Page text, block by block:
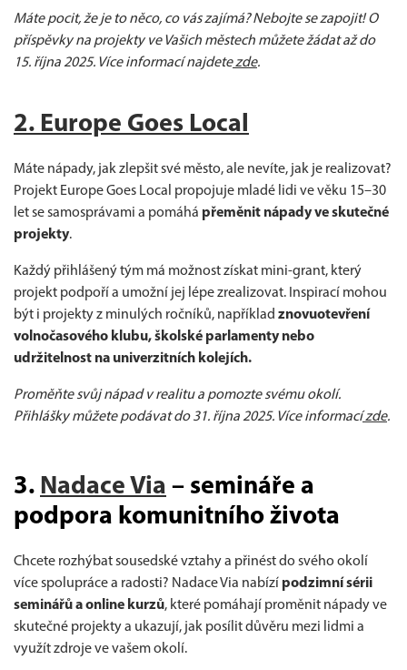
Máte pocit, že je to něco, co vás zajímá? Nebojte se zapojit! O
příspěvky na projekty ve Vašich městech můžete žádat až do
15. října 2025. Více informací najdetezde.
2. Europe Goes Local
Máte nápady, jak zlepšit své město, ale nevíte, jak je realizovat?
Projekt Europe Goes Local propojuje mladé lidi ve věku 15–30
let se samosprávami a pomáhá přeměnit nápady ve skutečné
projekty.
Každý přihlášený tým má možnost získat mini-grant, který
projekt podpoří a umožní jej lépe zrealizovat. Inspirací mohou
být i projekty z minulých ročníků, například znovuotevření
volnočasového klubu, školské parlamenty nebo
udržitelnost na univerzitních kolejích.
Proměňte svůj nápad v realitu a pomozte svému okolí.
Přihlášky můžete podávat do 31. října 2025. Více informacízde.
3. Nadace Via – semináře a
podpora komunitního života
Chcete rozhýbat sousedské vztahy a přinést do svého okolí
více spolupráce a radosti? Nadace Via nabízí podzimní sérii
seminářů a online kurzů, které pomáhají proměnit nápady ve
skutečné projekty a ukazují, jak posílit důvěru mezi lidmi a
využít zdroje ve vašem okolí.